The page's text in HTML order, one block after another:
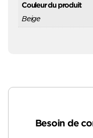
Couleur du produit
Beige
Besoin de